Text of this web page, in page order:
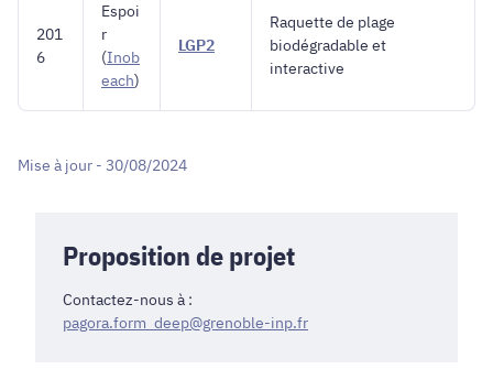
201
6
Espoi
r
(Inob
each)
LGP2
Raquette de plage
biodégradable et
interactive
Mise à jour - 30/08/2024
Proposition de projet
Contactez-nous à :
pagora.form_deep@grenoble-inp.fr